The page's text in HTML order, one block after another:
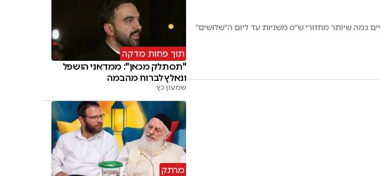
כמה שיותר מחזורי ש"ס משניות עד ליום ה"שלושים"
תוך פחות מדקה
"תסתלק מכאן": ממדאני הושפל
ונאלץ לברוח מהבמה
שמעון כץ
מרתק